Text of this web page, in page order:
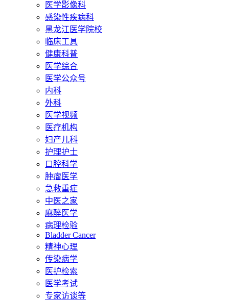
医学影像科
感染性疾病科
黑龙江医学院校
临床工具
健康科普
医学综合
医学公众号
内科
外科
医学视频
医疗机构
妇产儿科
护理护士
口腔科学
肿瘤医学
急救重症
中医之家
麻醉医学
病理检验
Bladder Cancer
精神心理
传染病学
医护检索
医学考试
专家访谈等